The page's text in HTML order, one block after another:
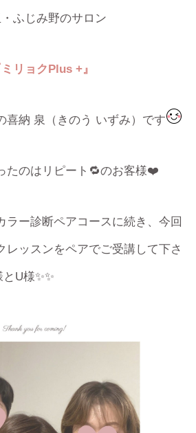
ふじみ野のサロン
ミリョクPlus +』
喜納 泉（きのう いずみ）です
たのはリピート🔁のお客様❤️
ラー診断ペアコースに続き、今回
レッスンをペアでご受講して下さ
U様✨✨